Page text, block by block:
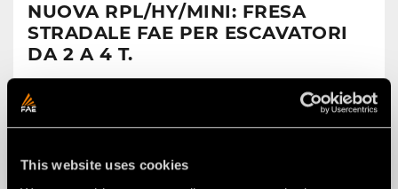
This website uses cookies
NUOVA RPL/HY/MINI: FRESA
STRADALE FAE PER ESCAVATORI
DA 2 A 4 T.